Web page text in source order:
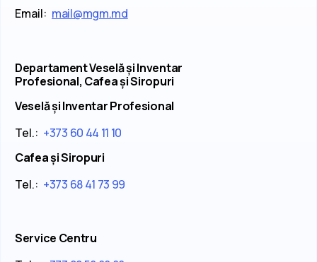
Email: mail@mgm.md
Departament Veselă și Inventar
Profesional, Cafea și Siropuri
Veselă și Inventar Profesional
Tel.: +373 60 44 11 10
Cafea și Siropuri
Tel.: +373 68 41 73 99
Service Centru